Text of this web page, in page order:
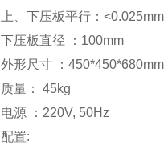
上、下压板平行：<0.025mm
下压板直径 ：100mm
外形尺寸 ：450*450*680mm
质量： 45kg
电源 ：220V, 50Hz
配置: